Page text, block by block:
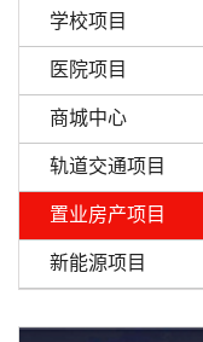
学校项目
医院项目
商城中心
轨道交通项目
置业房产项目
新能源项目